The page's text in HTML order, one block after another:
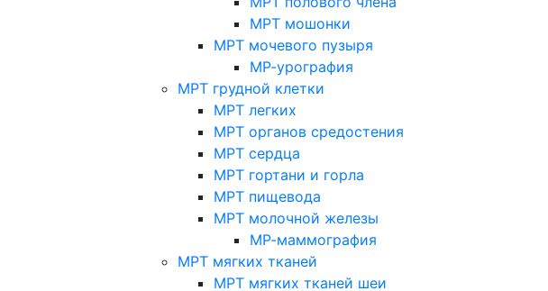
МРТ мошонки
МРТ мочевого пузыря
МР-урография
МРТ грудной клетки
МРТ легких
МРТ органов средостения
МРТ сердца
МРТ гортани и горла
МРТ пищевода
МРТ молочной железы
МР-маммография
МРТ мягких тканей
МРТ мягких тканей шеи